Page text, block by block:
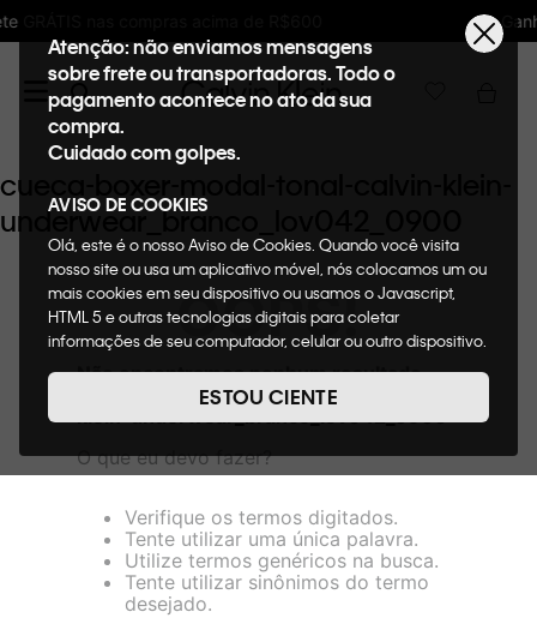
de R$600 Ganhe 10% de GIFTBACK em
Atenção: não enviamos mensagens
sobre frete ou transportadoras. Todo o
pagamento acontece no ato da sua
compra.
Cuidado com golpes.
AVISO DE COOKIES
Olá, este é o nosso Aviso de Cookies. Quando você visita
nosso site ou usa um aplicativo móvel, nós colocamos um ou
mais cookies em seu dispositivo ou usamos o Javascript,
HTML 5 e outras tecnologias digitais para coletar
informações de seu computador, celular ou outro dispositivo.
de cookies, informaremos quais cookies usaremos e quais
suas funções. A forma como processamos os dados
nosso Aviso de Privacidade. Quando você visita nosso site,
fornecer a você toda a funcionalidade do site, incluindo,
entre outros, a capacidade de comprar um item em nossa
loja virtual. Para maiores informações sobre o nosso aviso de
Cookies acesse o link.
ESTOU CIENTE
cueca-boxer-modal-tonal-calvin-klein-
underwear_branco_lov042_0900
OOPS!
Não encontramos nenhum resultado
cueca-boxer-modal-tonal-calvin-
klein-underwear_branco_lov042_0900"
O que eu devo fazer?
Verifique os termos digitados.
Tente utilizar uma única palavra.
Utilize termos genéricos na busca.
Tente utilizar sinônimos do termo
desejado.